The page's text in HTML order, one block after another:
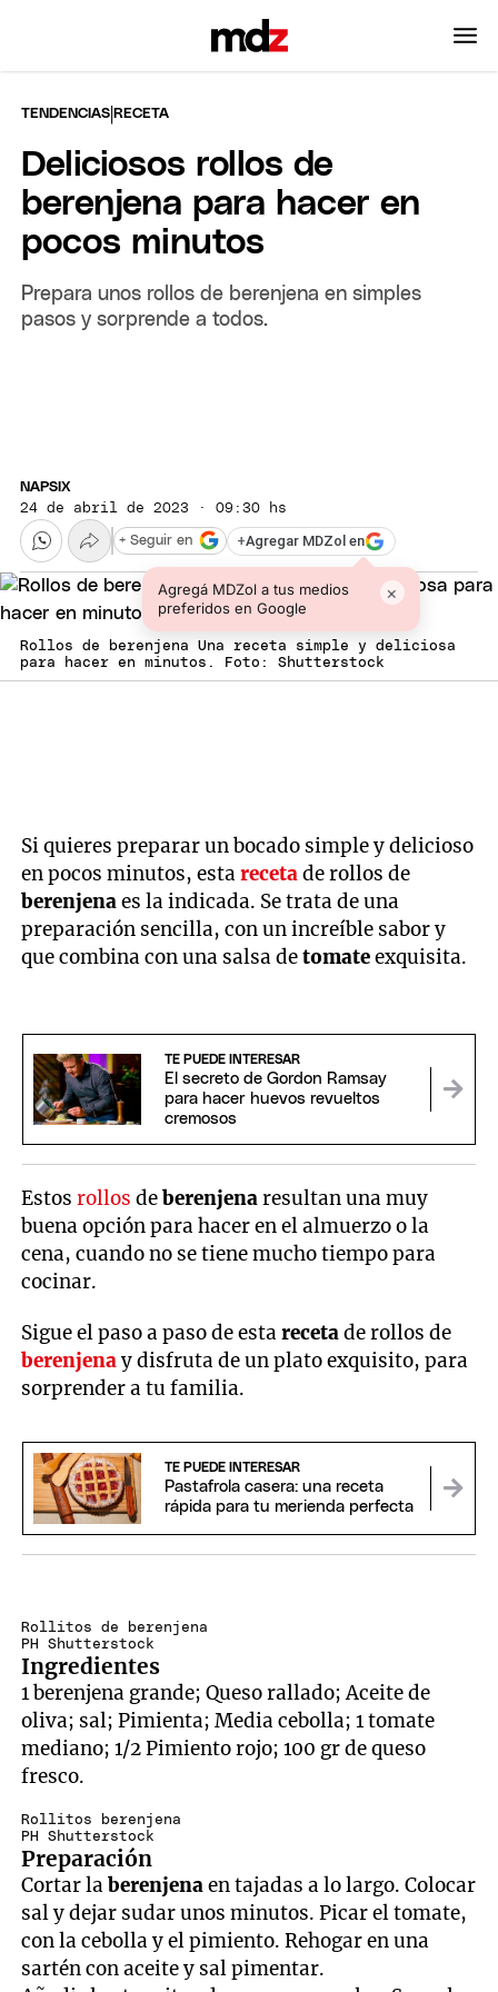
TENDENCIAS |RECETA
Deliciosos rollos de
berenjena para hacer en
pocos minutos
Prepara unos rollos de berenjena en simples
pasos y sorprende a todos.
NAPSIX
24 de abril de 2023 · 09:30 hs
+Agregar MDZol en
Agregá MDZol a tus medios
preferidos en Google
×
+ Seguir en
Rollos de berenjena Una receta simple y deliciosa
para hacer en minutos. Foto: Shutterstock
Si quieres preparar un bocado simple y delicioso
en pocos minutos, estarecetade rollos de
berenjenaes la indicada. Se trata de una
preparación sencilla, con un increíble sabor y
que combina con una salsa detomateexquisita.
TE PUEDE INTERESAR
El secreto de Gordon Ramsay
para hacer huevos revueltos
cremosos
Estosrollos deberenjenaresultan una muy
buena opción para hacer en el almuerzo o la
cena, cuando no se tiene mucho tiempo para
cocinar.
Sigue el paso a paso de esta recetade rollos de
berenjenay disfruta de un plato exquisito, para
sorprender a tu familia.
TE PUEDE INTERESAR
Pastafrola casera: una receta
rápida para tu merienda perfecta
Rollitos de berenjena
PH Shutterstock
Ingredientes
1 berenjena grande; Queso rallado; Aceite de
oliva; sal; Pimienta; Media cebolla; 1 tomate
mediano; 1/2 Pimiento rojo; 100 gr de queso
fresco.
Rollitos berenjena
PH Shutterstock
Preparación
Cortar la berenjenaen tajadas a lo largo. Colocar
sal y dejar sudar unos minutos. Picar el tomate,
con la cebolla y el pimiento. Rehogar en una
sartén con aceite y sal pimentar.